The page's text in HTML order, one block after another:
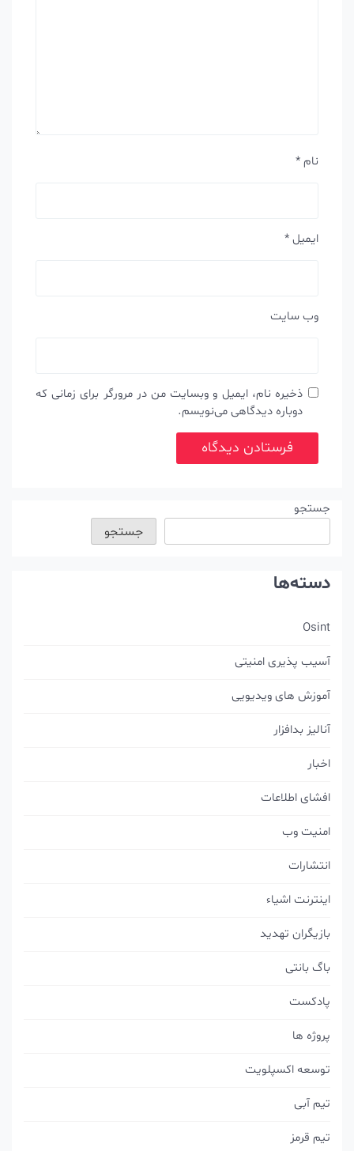
ایمیل*
وب‌ سایت
ذخیره نام، ایمیل و وبسایت من در مرورگر برای زمانی که
دوباره دیدگاهی می‌نویسم.
جستجو
جستجو
دسته‌ها
Osint
آسیب پذیری امنیتی
آموزش های ویدیویی
آنالیز بدافزار
افشای اطلاعات
امنیت وب
انتشارات
اینترنت اشیاء
بازیگران تهدید
باگ بانتی
پادکست
پروژه ها
توسعه اکسپلویت
تیم آبی
تیم قرمز